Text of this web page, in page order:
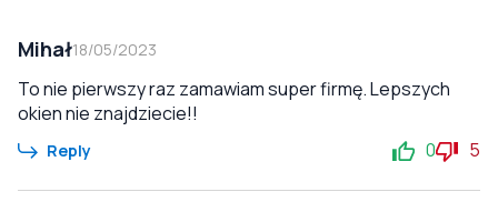
Mihał18/05/2023
To nie pierwszy raz zamawiam super firmę. Lepszych
okien nie znajdziecie!!
Reply 0 5